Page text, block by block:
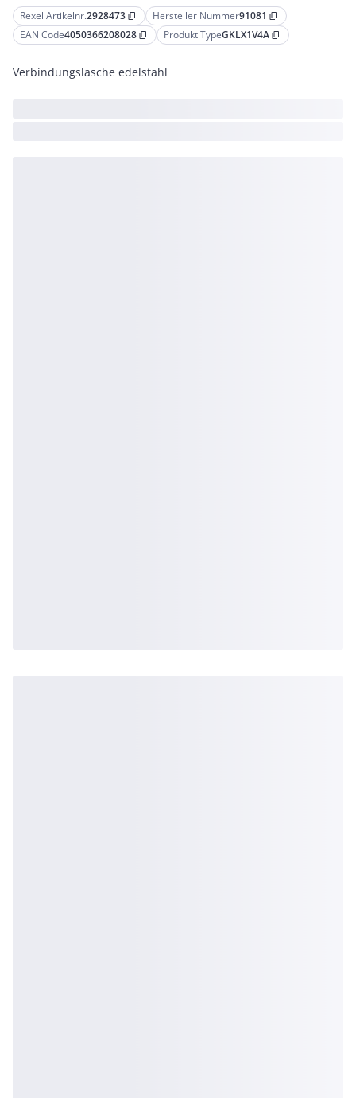
Rexel Artikelnr.2928473 content_copy Hersteller Nummer91081 content_copy
EAN Code4050366208028 content_copy Produkt TypeGKLX1V4A content_copy
Verbindungslasche edelstahl